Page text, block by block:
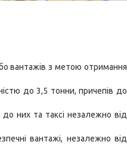
вантажів з метою отримання
до 3,5 тонни, причепів до
них та таксі незалежно від
вантажі, незалежно від